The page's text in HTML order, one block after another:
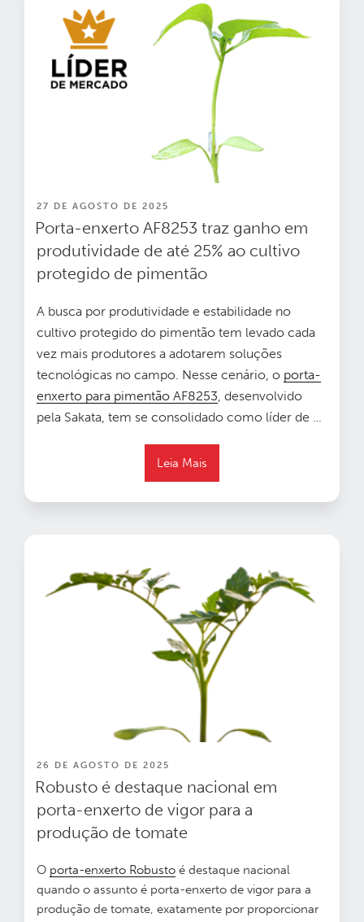
PUBLICADO
EM
27 DE AGOSTO DE 2025
Porta-enxerto AF8253 traz ganho em
produtividade de até 25% ao cultivo
protegido de pimentão
A busca por produtividade e estabilidade no
cultivo protegido do pimentão tem levado cada
vez mais produtores a adotarem soluções
tecnológicas no campo. Nesse cenário, o porta-
enxerto para pimentão AF8253, desenvolvido
pela Sakata, tem se consolidado como líder de …
Leia Mais
PUBLICADO
EM
26 DE AGOSTO DE 2025
Robusto é destaque nacional em
porta-enxerto de vigor para a
produção de tomate
O porta-enxerto Robusto é destaque nacional
quando o assunto é porta-enxerto de vigor para a
produção de tomate, exatamente por proporcionar